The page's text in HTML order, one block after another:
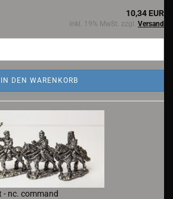
10,34 EUR
inkl. 19% MwSt. zzgl. Versand
IN DEN WARENKORB
- nc. command